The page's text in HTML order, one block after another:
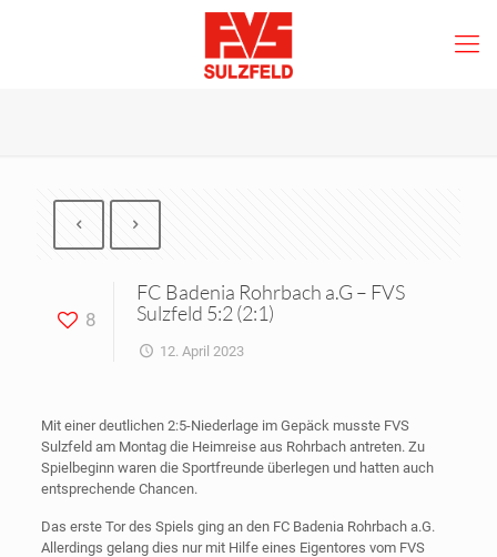
8
FC Badenia Rohrbach a.G – FVS
Sulzfeld 5:2 (2:1)
12. April 2023
Mit einer deutlichen 2:5-Niederlage im Gepäck musste FVS
Sulzfeld am Montag die Heimreise aus Rohrbach antreten. Zu
Spielbeginn waren die Sportfreunde überlegen und hatten auch
entsprechende Chancen.
Das erste Tor des Spiels ging an den FC Badenia Rohrbach a.G.
Allerdings gelang dies nur mit Hilfe eines Eigentores vom FVS